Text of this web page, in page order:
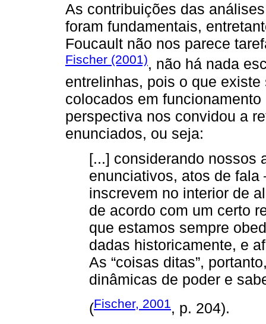
As contribuições das
foram fundamentais,
Foucault não nos parece
Fischer (2001), não há nada
entrelinhas, pois o que
colocados em
perspectiva nos convidou a
enunciados, ou seja:
[...] considerando nossos
enunciativos, atos de
inscrevem no interior de
de acordo com um certo
que estamos sempre
dadas historicamente, e
As “coisas ditas”,
dinâmicas de poder e
(Fischer, 2001 , p. 204).